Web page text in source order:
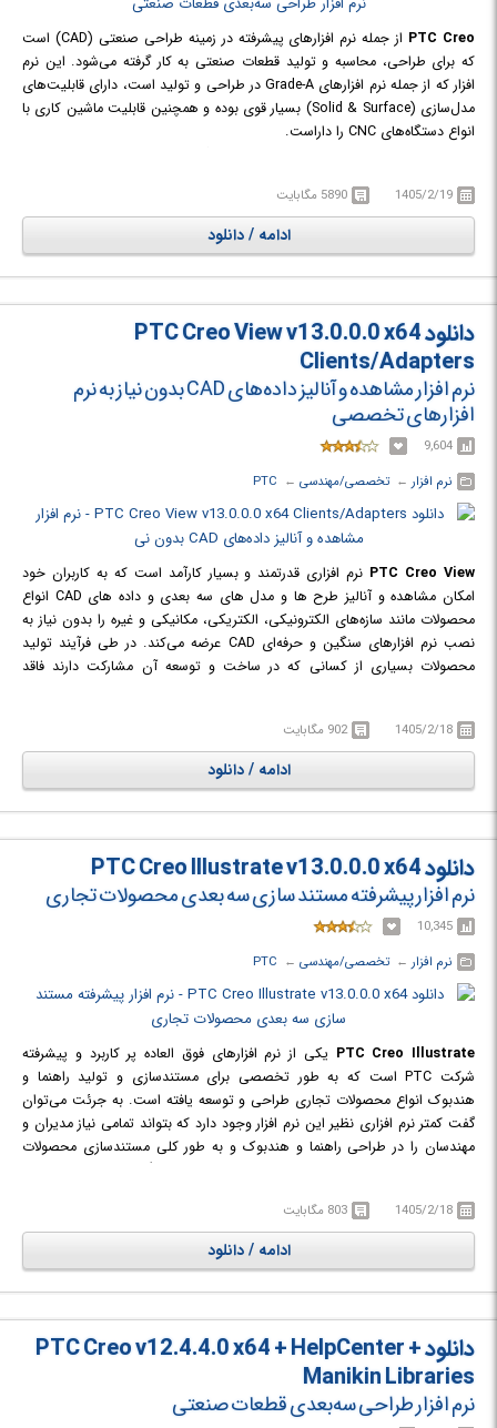
PTC Creo
از جمله نرم افزارهای پیشرفته در زمینه طراحی صنعتی (CAD) است
که برای طراحی، محاسبه و تولید قطعات صنعتی به کار گرفته می‌شود. این نرم
افزار که از جمله نرم افزارهای Grade-A در طراحی و تولید است، دارای قابلیت‌های
مدل‌سازی (Solid & Surface) بسیار قوی بوده و همچنین قابلیت ماشین کاری با
انواع دستگاه‌های CNC را داراست.
پیچیده‌ترین سطوح را دارا است.
از طرفی در محیط Mold به قابلیت‌ها و آرشیو بی‌نظیری از قطعات استاندارد برای
صنعت قالب‌سازی دست خواهید یافت. در محیط Drawing به زیباترین و
فنی‌ترین نقشه‌های دو بعدی با رعایت دقیق‌ترین نکات و استانداردهای نقشه
1405/2/19 5890 مگابایت
ادامه / دانلود
دانلود PTC Creo View v13.0.0.0 x64
Clients/Adapters
نرم افزار مشاهده و آنالیز داده‌های CAD بدون نیاز به نرم
افزارهای تخصصی
9,604
نرم افزار ← ‏تخصصی/مهندسی ← ‏
PTC
PTC Creo View نرم افزاری قدرتمند و بسیار کارآمد است که به کاربران خود
امکان مشاهده و آنالیز طرح ها و مدل های سه بعدی و داده های CAD انواع
محصولات مانند سازه‌های الکترونیکی، الکتریکی، مکانیکی و غیره را بدون نیاز به
نصب نرم افزارهای سنگین و حرفه‌ای CAD عرضه می‌کند. در طی فرآیند تولید
محصولات بسیاری از کسانی که در ساخت و توسعه آن مشارکت دارند فاقد
است. با بهره‌گیری از این نرم افزار می‌توان تمامی قسمت‌ها و حتی جزئی‌ترین
پارت‌ها را مشاهده، بررسی و آنالیز نمود و اطمینان داشت که طراحی اولیه به هیچ
عنوان خراب و دستکاری نخواهد شد.
1405/2/18 902 مگابایت
ادامه / دانلود
دانلود PTC Creo Illustrate v13.0.0.0 x64
نرم افزار پیشرفته مستند سازی سه بعدی محصولات تجاری
10,345
نرم افزار ← ‏تخصصی/مهندسی ← ‏
PTC
PTC Creo Illustrate یکی از نرم افزارهای فوق العاده پر کاربرد و پیشرفته
شرکت PTC است که به طور تخصصی برای مستندسازی و تولید راهنما و
هندبوک انواع محصولات تجاری طراحی و توسعه یافته است. به جرئت می‌توان
گفت کمتر نرم افزاری نظیر این نرم افزار وجود دارد که بتواند تمامی نیاز مدیران و
مهندسان را در طراحی راهنما و هندبوک و به طور کلی مستندسازی محصولات
تجاری برطرف نماید. این نرم افزار قابلیت‌های طراحی کاملاً سه بعدی برای ساخت
می‌توان قسمت‌های مختلف یک محصول را مستندسازی کرد و آن را در قالب یک
کاتالوگ یا هندبوک کاملاً گرافیکی و سه بعدی منتشر کرد.
این نرم افزار قادر است تا انیمیشن‌های سه بعدی از دستور راهنمای کار با یک
دستگاه یا محصول تولید کرده و به همراه زیرنویس منتشر کند. امکان ترجمه
ساخته شده ساده و قابل فهم باشند.
1405/2/18 803 مگابایت
ادامه / دانلود
دانلود PTC Creo v12.4.4.0 x64 + HelpCenter +
Manikin Libraries
نرم افزار طراحی سه‌بعدی قطعات صنعتی